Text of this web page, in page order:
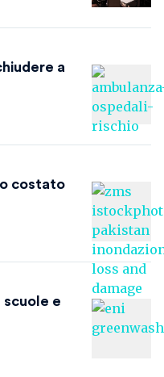
a
costato
scuole e